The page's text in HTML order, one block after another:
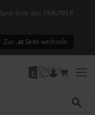
Seite des TRAUNER
Zur .at Seite wechseln